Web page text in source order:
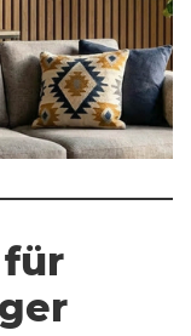
für